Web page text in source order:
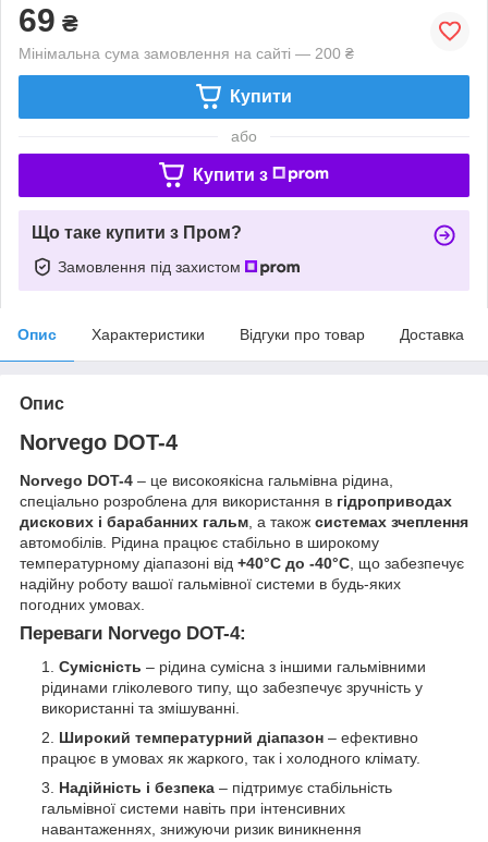
69 ₴
Мінімальна сума замовлення на сайті — 200 ₴
Купити
або
Купити з
Що таке купити з Пром?
Замовлення під захистом
Опис Характеристики Відгуки про товар Доставка
Опис
Norvego DOT-4
Norvego DOT-4 – це високоякісна гальмівна рідина,
спеціально розроблена для використання в гідроприводах
дискових і барабанних гальм, а також системах зчеплення
автомобілів. Рідина працює стабільно в широкому
температурному діапазоні від +40°C до -40°C, що забезпечує
надійну роботу вашої гальмівної системи в будь-яких
погодних умовах.
Переваги Norvego DOT-4:
Сумісність – рідина сумісна з іншими гальмівними
рідинами гліколевого типу, що забезпечує зручність у
використанні та змішуванні.
Широкий температурний діапазон – ефективно
працює в умовах як жаркого, так і холодного клімату.
Надійність і безпека – підтримує стабільність
гальмівної системи навіть при інтенсивних
навантаженнях, знижуючи ризик виникнення